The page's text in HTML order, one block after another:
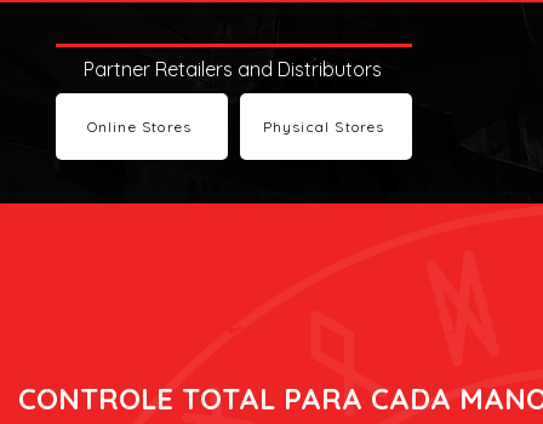
Partner Retailers and Distributors
Online Stores Physical Stores
CONTROLE TOTAL PARA CADA